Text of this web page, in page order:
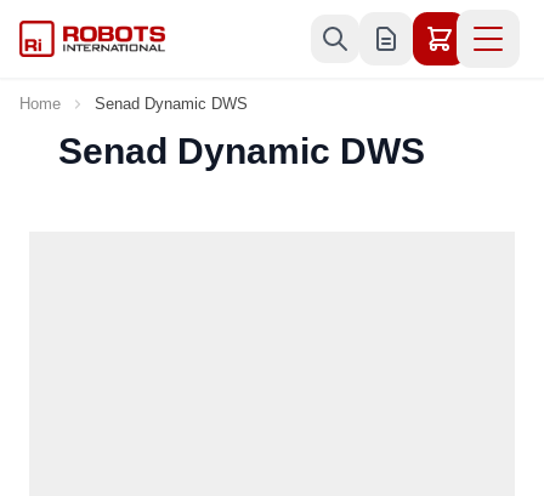
Home Senad Dynamic DWS
Senad Dynamic DWS